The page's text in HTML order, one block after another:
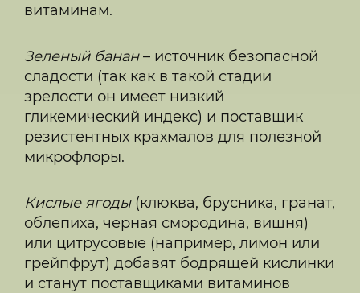
витаминам.
Зеленый банан– источник безопасной
сладости (так как в такой стадии
зрелости он имеет низкий
гликемический индекс) и поставщик
резистентных крахмалов для полезной
микрофлоры.
Кислые ягоды (клюква, брусника, гранат,
облепиха, черная смородина, вишня)
или цитрусовые (например, лимон или
грейпфрут) добавят бодрящей кислинки
и станут поставщиками витаминов